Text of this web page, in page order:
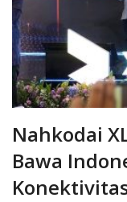
Nahkodai
Bawa